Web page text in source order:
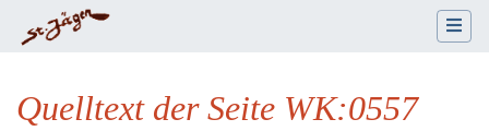
Quelltext der Seite WK:0557